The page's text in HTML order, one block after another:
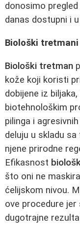
donosimo
danas dostupni i
Biološki
Biološki tretman
kože koji koristi
dobijene iz
biotehnološkim
pilinga i
deluju u skladu
njene prirodne
Efikasnost
što oni ne
ćelijskom nivou.
ove procedure jer
dugotrajne